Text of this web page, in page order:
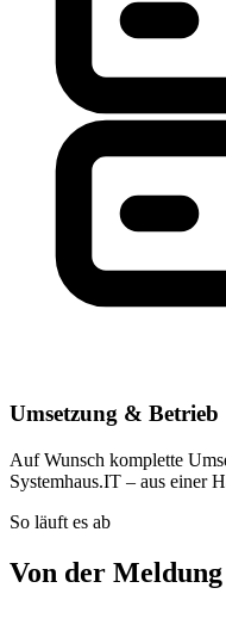
Umsetzung & Betrieb
Auf Wunsch komplette
Systemhaus.IT – aus einer
So läuft es ab
Von der